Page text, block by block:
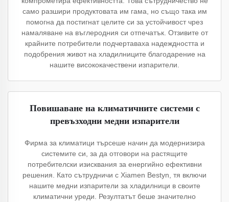
само разшири продуктовата им гама, но също така им
помогна да постигнат целите си за устойчивост чрез
намаляване на въглеродния си отпечатък. Отзивите от
крайните потребители подчертаваха надеждността и
подобрения живот на хладилниците благодарение на
нашите висококачествени изпарители.
Повишаване на климатичните системи с
превъзходни медни изпарители
Фирма за климатици търсеше начин да модернизира
системите си, за да отговори на растящите
потребителски изисквания за енергийно ефективни
решения. Като сътрудничи с Xiamen Bestyn, тя включи
нашите медни изпарители за хладилници в своите
климатични уреди. Резултатът беше значително